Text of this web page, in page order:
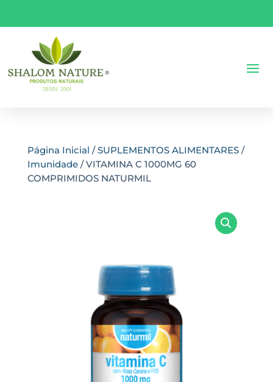
Página Inicial /SUPLEMENTOS ALIMENTARES/
Imunidade/ VITAMINA C 1000MG 60
COMPRIMIDOS NATURMIL